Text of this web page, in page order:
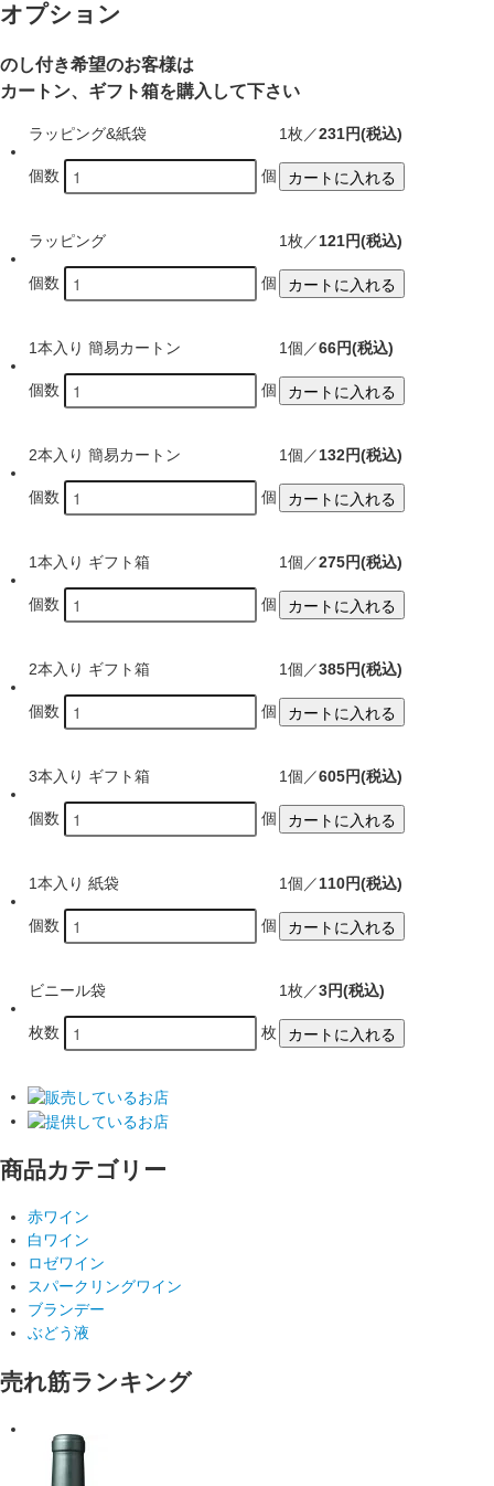
オプション
のし付き希望のお客様は
カートン、ギフト箱を購入して下さい
ラッピング&紙袋 1枚／231円(税込)
個数 個 カートに入れる
ラッピング 1枚／121円(税込)
個数 個 カートに入れる
1本入り 簡易カートン 1個／66円(税込)
個数 個 カートに入れる
2本入り 簡易カートン 1個／132円(税込)
個数 個 カートに入れる
1本入り ギフト箱 1個／275円(税込)
個数 個 カートに入れる
2本入り ギフト箱 1個／385円(税込)
個数 個 カートに入れる
3本入り ギフト箱 1個／605円(税込)
個数 個 カートに入れる
1本入り 紙袋 1個／110円(税込)
個数 個 カートに入れる
ビニール袋 1枚／3円(税込)
枚数 枚 カートに入れる
商品カテゴリー
赤ワイン
白ワイン
ロゼワイン
スパークリングワイン
ブランデー
ぶどう液
売れ筋ランキング